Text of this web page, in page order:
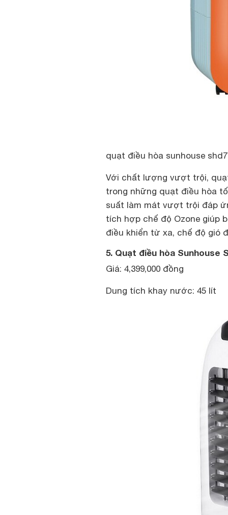
quạt điều hòa sunhouse
Với chất lượng vượt trội,
trong những quạt điều hòa
suất làm mát vượt trội đáp
tích hợp chế độ Ozone giúp
điều khiển từ xa, chế độ gió
5. Quạt điều hòa Sunhouse
Giá: 4,399,000 đồng
Dung tích khay nước: 45 lít